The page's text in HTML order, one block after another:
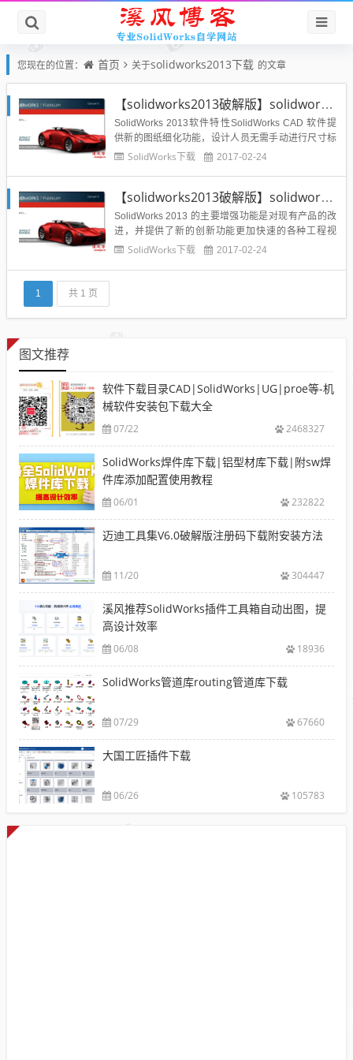
您现在的位置： 首页 关于solidworks2013下载 的文章
【solidworks2013破解版】solidworks2013破解版下载中文32位亲测可用
SolidWorks 2013软件特性SolidWorks CAD 软件提
供新的图纸细化功能，设计人员无需手动进行尺寸标
注，节省时间和精力。 用户只需单击就能使尺寸标注
强大，组件繁多。 Soli...
SolidWorks下载 2017-02-24
【solidworks2013破解版】solidworks2013破解版下载中文64位亲测可用
SolidWorks 2013 的主要增强功能是对现有产品的改
进，并提供了新的创新功能更加快速的各种工程视
图，便捷而智能化的剖切视图;便捷切换显示零件中的
SolidWorks下载 2017-02-24
1 共 1 页
图文推荐
软件下载目录CAD|SolidWorks|UG|proe等-机
械软件安装包下载大全
07/22 2468327
SolidWorks焊件库下载|铝型材库下载|附sw焊
件库添加配置使用教程
06/01 232822
迈迪工具集V6.0破解版注册码下载附安装方法
11/20 304447
溪风推荐SolidWorks插件工具箱自动出图，提
高设计效率
06/08 18936
SolidWorks管道库routing管道库下载
07/29 67660
大国工匠插件下载
06/26 105783